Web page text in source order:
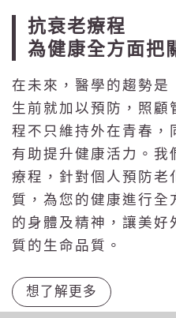
抗衰老療程
為健康全方面把
在未來，醫學的趨勢是
生前就加以預防，照顧
程不只維持外在青春，
有助提升健康活力。我
療程，針對個人預防老
質，為您的健康進行全
的身體及精神，讓美好
質的生命品質。
想了解更多